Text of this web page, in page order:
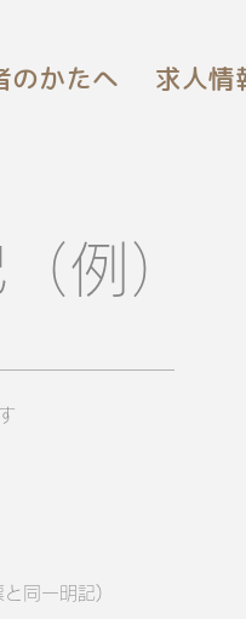
のかたへ 求人情
例）
同一明記)